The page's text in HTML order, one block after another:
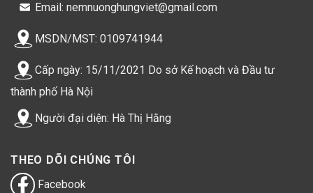
Email: nemnuonghungviet@gmail.com
MSDN/MST: 0109741944
Cấp ngày: 15/11/2021 Do sở Kế hoạch và Đầu tư
thành phố Hà Nội
Người đại diện: Hà Thị Hằng
THEO DÕI CHÚNG TÔI
Facebook